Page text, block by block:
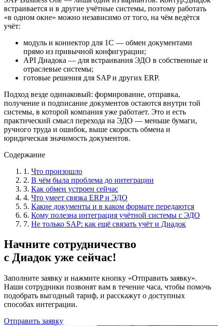
встраивается и в другие учётные системы, поэтому работать
«в одном окне» можно независимо от того, на чём ведётся
учёт:
модуль и коннектор для 1С — обмен документами
прямо из привычной конфигурации;
API Диадока — для встраивания ЭДО в собственные и
отраслевые системы;
готовые решения для SAP и других ERP.
Подход везде одинаковый: формирование, отправка,
получение и подписание документов остаются внутри той
системы, в которой компания уже работает. Это и есть
практический смысл перехода на ЭДО — меньше бумаги,
ручного труда и ошибок, выше скорость обмена и
юридическая значимость документов.
Содержание
1. Что произошло
2. В чём была проблема до интеграции
3. Как обмен устроен сейчас
4. Что умеет связка ERP и ЭДО
5. Какие документы и в каком формате передаются
6. Кому полезна интеграция учётной системы с ЭДО
7. Не только SAP: как ещё связать учёт и Диадок
Начните сотрудничество
с Диадок уже сейчас!
Заполните заявку и нажмите кнопку «Отправить заявку».
Наши сотрудники позвонят вам в течение часа, чтобы помочь
подобрать выгодный тариф, и расскажут о доступных
способах интеграции.
Отправить заявку